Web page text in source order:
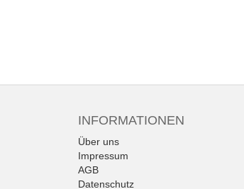
INFORMATIONEN
Über uns
Impressum
AGB
Datenschutz